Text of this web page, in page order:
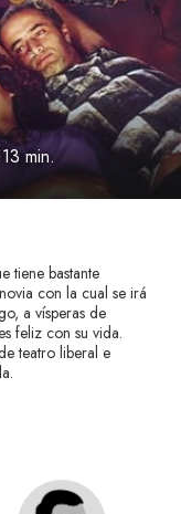
min.
tiene bastante
con la cual se irá
a vísperas de
feliz con su vida.
teatro liberal e